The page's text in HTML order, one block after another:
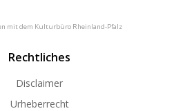
mit dem Kulturbüro Rheinland-Pfalz
Rechtliches
Disclaimer
Urheberrecht